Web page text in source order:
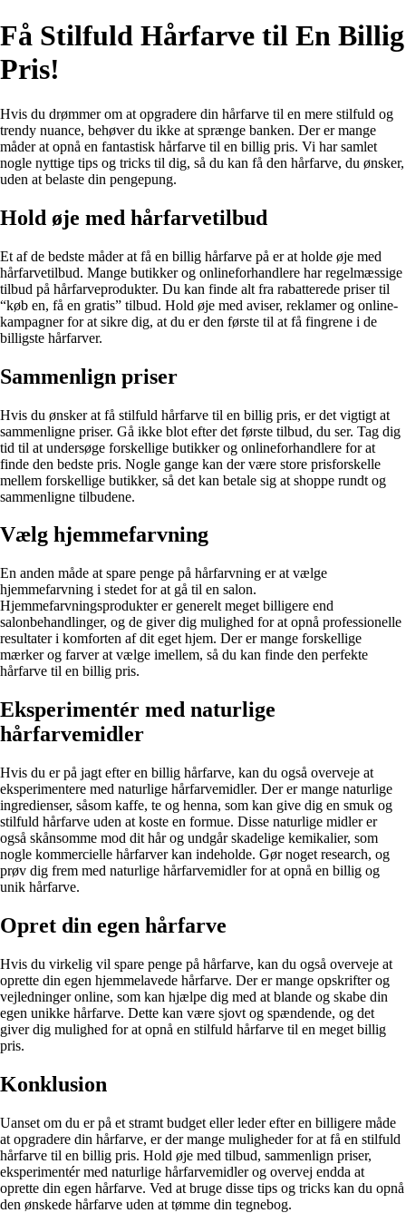
Få Stilfuld Hårfarve til En Billig
Pris!
Hvis du drømmer om at opgradere din hårfarve til en mere stilfuld og
trendy nuance, behøver du ikke at sprænge banken. Der er mange
måder at opnå en fantastisk hårfarve til en billig pris. Vi har samlet
nogle nyttige tips og tricks til dig, så du kan få den hårfarve, du ønsker,
uden at belaste din pengepung.
Hold øje med hårfarvetilbud
Et af de bedste måder at få en billig hårfarve på er at holde øje med
hårfarvetilbud. Mange butikker og onlineforhandlere har regelmæssige
tilbud på hårfarveprodukter. Du kan finde alt fra rabatterede priser til
“køb en, få en gratis” tilbud. Hold øje med aviser, reklamer og online-
kampagner for at sikre dig, at du er den første til at få fingrene i de
billigste hårfarver.
Sammenlign priser
Hvis du ønsker at få stilfuld hårfarve til en billig pris, er det vigtigt at
sammenligne priser. Gå ikke blot efter det første tilbud, du ser. Tag dig
tid til at undersøge forskellige butikker og onlineforhandlere for at
finde den bedste pris. Nogle gange kan der være store prisforskelle
mellem forskellige butikker, så det kan betale sig at shoppe rundt og
sammenligne tilbudene.
Vælg hjemmefarvning
En anden måde at spare penge på hårfarvning er at vælge
hjemmefarvning i stedet for at gå til en salon.
Hjemmefarvningsprodukter er generelt meget billigere end
salonbehandlinger, og de giver dig mulighed for at opnå professionelle
resultater i komforten af dit eget hjem. Der er mange forskellige
mærker og farver at vælge imellem, så du kan finde den perfekte
hårfarve til en billig pris.
Eksperimentér med naturlige
hårfarvemidler
Hvis du er på jagt efter en billig hårfarve, kan du også overveje at
eksperimentere med naturlige hårfarvemidler. Der er mange naturlige
ingredienser, såsom kaffe, te og henna, som kan give dig en smuk og
stilfuld hårfarve uden at koste en formue. Disse naturlige midler er
også skånsomme mod dit hår og undgår skadelige kemikalier, som
nogle kommercielle hårfarver kan indeholde. Gør noget research, og
prøv dig frem med naturlige hårfarvemidler for at opnå en billig og
unik hårfarve.
Opret din egen hårfarve
Hvis du virkelig vil spare penge på hårfarve, kan du også overveje at
oprette din egen hjemmelavede hårfarve. Der er mange opskrifter og
vejledninger online, som kan hjælpe dig med at blande og skabe din
egen unikke hårfarve. Dette kan være sjovt og spændende, og det
giver dig mulighed for at opnå en stilfuld hårfarve til en meget billig
pris.
Konklusion
Uanset om du er på et stramt budget eller leder efter en billigere måde
at opgradere din hårfarve, er der mange muligheder for at få en stilfuld
hårfarve til en billig pris. Hold øje med tilbud, sammenlign priser,
eksperimentér med naturlige hårfarvemidler og overvej endda at
oprette din egen hårfarve. Ved at bruge disse tips og tricks kan du opnå
den ønskede hårfarve uden at tømme din tegnebog.